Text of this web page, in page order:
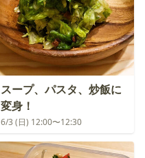
スープ、パスタ、炒飯に
変身！
6/3 (日) 12:00〜12:30